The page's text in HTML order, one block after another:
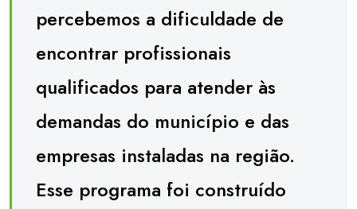
percebemos a dificuldade de
encontrar profissionais
qualificados para atender às
demandas do município e das
empresas instaladas na região.
Esse programa foi construído